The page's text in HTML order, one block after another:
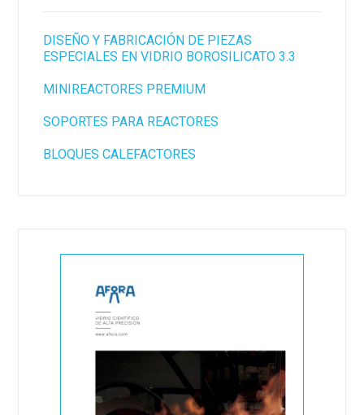
DISEÑO Y FABRICACIÓN DE PIEZAS
ESPECIALES EN VIDRIO BOROSILICATO 3.3
MINIREACTORES PREMIUM
SOPORTES PARA REACTORES
BLOQUES CALEFACTORES